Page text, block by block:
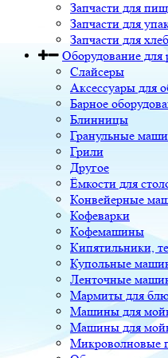
Запчасти для
Запчасти для
Запчасти для
Оборудование для
Слайсеры
Аксессуары для
Барное
Блинницы
Гранульные
Грили
Другое
Ёмкости для
Конвейерные
Кофеварки
Кофемашины
Кипятильники,
Купольные
Ленточные
Мармиты для
Машины для
Машины для
Микроволновые